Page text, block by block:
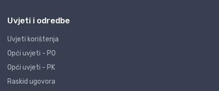
Uvjeti i odredbe
Uvjeti korištenja
Opći uvjeti - PO
Opći uvjeti - PK
Raskid ugovora